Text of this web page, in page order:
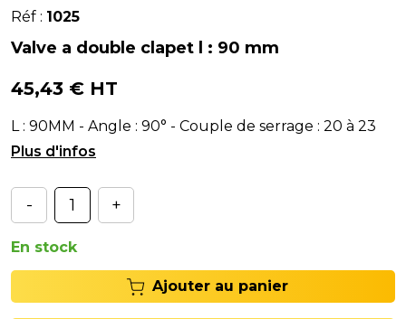
Réf : 1025
Valve a double clapet l : 90 mm
45,43 € HT
L : 90MM - Angle : 90° - Couple de serrage : 20 à 23
Nm. Changer le joint à chaque démontage.
- +
En stock
Ajouter au panier